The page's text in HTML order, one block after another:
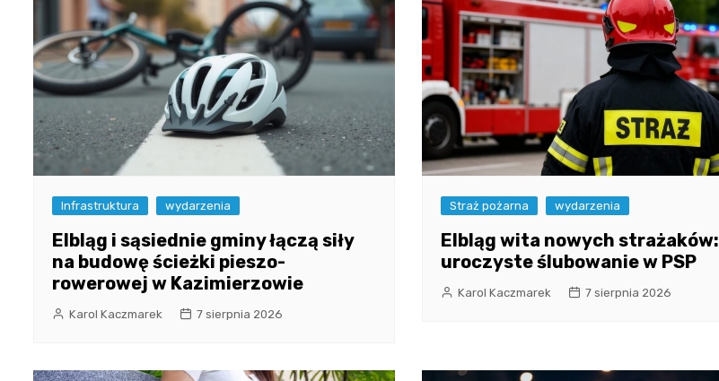
Infrastruktura wydarzenia
Elbląg i sąsiednie gminy łączą siły
na budowę ścieżki pieszo-
rowerowej w Kazimierzowie
Karol Kaczmarek 7 sierpnia 2026
Straż pożarna wydarzenia
Elbląg wita nowych strażaków:
uroczyste ślubowanie w PSP
Karol Kaczmarek 7 sierpnia 2026